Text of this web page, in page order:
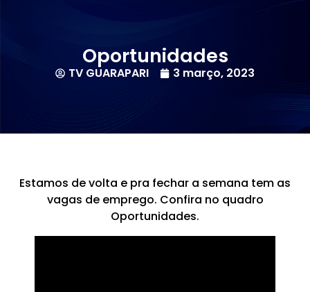
Oportunidades
TV GUARAPARI 3 março, 2023
Estamos de volta e pra fechar a semana tem as
vagas de emprego. Confira no quadro
Oportunidades.